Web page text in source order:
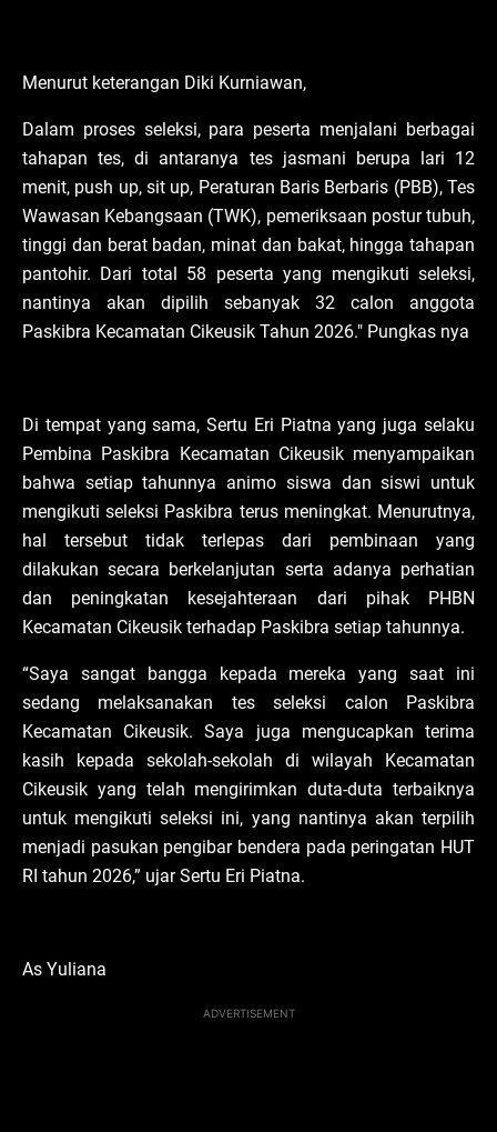
Menurut keterangan Diki Kurniawan,
Dalam proses seleksi, para peserta menjalani berbagai
tahapan tes, di antaranya tes jasmani berupa lari 12
menit, push up, sit up, Peraturan Baris Berbaris (PBB), Tes
Wawasan Kebangsaan (TWK), pemeriksaan postur tubuh,
tinggi dan berat badan, minat dan bakat, hingga tahapan
pantohir. Dari total 58 peserta yang mengikuti seleksi,
nantinya akan dipilih sebanyak 32 calon anggota
Paskibra Kecamatan Cikeusik Tahun 2026." Pungkas nya
Di tempat yang sama, Sertu Eri Piatna yang juga selaku
Pembina Paskibra Kecamatan Cikeusik menyampaikan
bahwa setiap tahunnya animo siswa dan siswi untuk
mengikuti seleksi Paskibra terus meningkat. Menurutnya,
hal tersebut tidak terlepas dari pembinaan yang
dilakukan secara berkelanjutan serta adanya perhatian
dan peningkatan kesejahteraan dari pihak PHBN
Kecamatan Cikeusik terhadap Paskibra setiap tahunnya.
“Saya sangat bangga kepada mereka yang saat ini
sedang melaksanakan tes seleksi calon Paskibra
Kecamatan Cikeusik. Saya juga mengucapkan terima
kasih kepada sekolah-sekolah di wilayah Kecamatan
Cikeusik yang telah mengirimkan duta-duta terbaiknya
untuk mengikuti seleksi ini, yang nantinya akan terpilih
menjadi pasukan pengibar bendera pada peringatan HUT
RI tahun 2026,” ujar Sertu Eri Piatna.
As Yuliana
ADVERTISEMENT